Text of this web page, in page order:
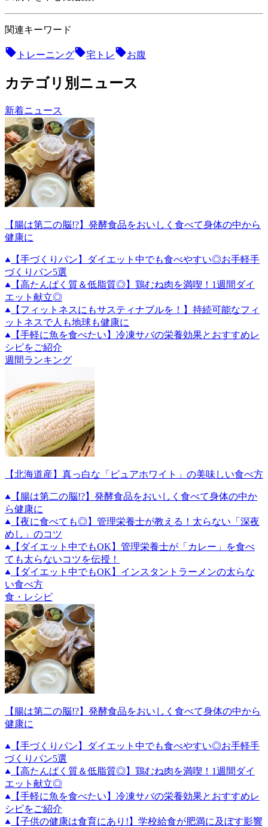
関連キーワード
トレーニング 宅トレ お腹
カテゴリ別ニュース
新着ニュース
【腸は第二の脳!?】発酵食品をおいしく食べて身体の中から
健康に
【手づくりパン】ダイエット中でも食べやすい◎お手軽手
づくりパン5選
【高たんぱく質＆低脂質◎】鶏むね肉を満喫！1週間ダイ
エット献立◎
【フィットネスにもサスティナブルを！】持続可能なフィ
ットネスで人も地球も健康に
【手軽に魚を食べたい】冷凍サバの栄養効果とおすすめレ
シピをご紹介
週間ランキング
【北海道産】真っ白な「ピュアホワイト」の美味しい食べ方
【腸は第二の脳!?】発酵食品をおいしく食べて身体の中か
ら健康に
【夜に食べても◎】管理栄養士が教える！太らない「深夜
めし」のコツ
【ダイエット中でもOK】管理栄養士が「カレー」を食べ
ても太らないコツを伝授！
【ダイエット中でもOK】インスタントラーメンの太らな
い食べ方
食・レシピ
【腸は第二の脳!?】発酵食品をおいしく食べて身体の中から
健康に
【手づくりパン】ダイエット中でも食べやすい◎お手軽手
づくりパン5選
【高たんぱく質＆低脂質◎】鶏むね肉を満喫！1週間ダイ
エット献立◎
【手軽に魚を食べたい】冷凍サバの栄養効果とおすすめレ
シピをご紹介
【子供の健康は食育にあり!】学校給食が肥満に及ぼす影響